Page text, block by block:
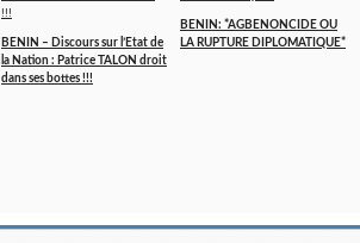
BENIN – Discours sur l’Etat de
la Nation : Patrice TALON droit
dans ses bottes !!!
BENIN: *AGBENONCIDE OU
LA RUPTURE DIPLOMATIQUE*